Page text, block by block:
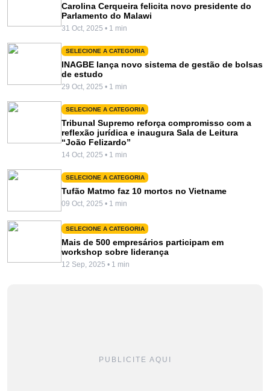
Carolina Cerqueira felicita novo presidente do
Parlamento do Malawi
31 Oct, 2025 • 1 min
SELECIONE A CATEGORIA
INAGBE lança novo sistema de gestão de bolsas
de estudo
29 Oct, 2025 • 1 min
SELECIONE A CATEGORIA
Tribunal Supremo reforça compromisso com a
reflexão jurídica e inaugura Sala de Leitura
“João Felizardo”
14 Oct, 2025 • 1 min
SELECIONE A CATEGORIA
Tufão Matmo faz 10 mortos no Vietname
09 Oct, 2025 • 1 min
SELECIONE A CATEGORIA
Mais de 500 empresários participam em
workshop sobre liderança
12 Sep, 2025 • 1 min
PUBLICITE AQUI